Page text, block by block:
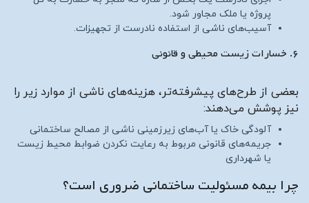
پروژه یا ملک مجاور شود.
آسیب‌های ناشی از استفاده نادرست از تجهیزات.
۶. خسارات زیست‌ محیطی و قانونی
بعضی از طرح‌های پیشرفته‌تر، هزینه‌های ناشی از موارد زیر را
نیز پوشش می‌دهند:
آلودگی خاک یا آب‌های زیرزمینی ناشی از مصالح ساختمانی
جریمه‌های قانونی مربوط به رعایت نکردن ضوابط محیط زیست
یا شهرداری
چرا بیمه مسئولیت ساختمانی ضروری است؟